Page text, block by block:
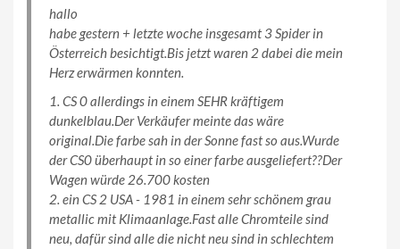
hallo
habe gestern + letzte woche insgesamt 3 Spider in
Österreich besichtigt.Bis jetzt waren 2 dabei die mein
Herz erwärmen konnten.
1. CS 0 allerdings in einem SEHR kräftigem
dunkelblau.Der Verkäufer meinte das wäre
original.Die farbe sah in der Sonne fast so aus.Wurde
der CS0 überhaupt in so einer farbe ausgeliefert??Der
Wagen würde 26.700 kosten
2. ein CS 2 USA - 1981 in einem sehr schönem grau
metallic mit Klimaanlage.Fast alle Chromteile sind
neu, dafür sind alle die nicht neu sind in schlechtem